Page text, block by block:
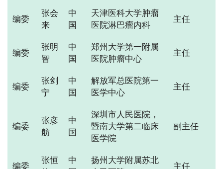
编委
张会
来
中
国
天津医科大学肿瘤
医院淋巴瘤内科
主任
编委
张明
智
中
国
郑州大学第一附属
医院肿瘤中心
主任
编委
张剑
宁
中
国
解放军总医院第一
医学中心
主任
编委
张彦
舫
中
国
深圳市人民医院，
暨南大学第二临床
医学院
副主任
编委
张恒
中
扬州大学附属苏北
主任